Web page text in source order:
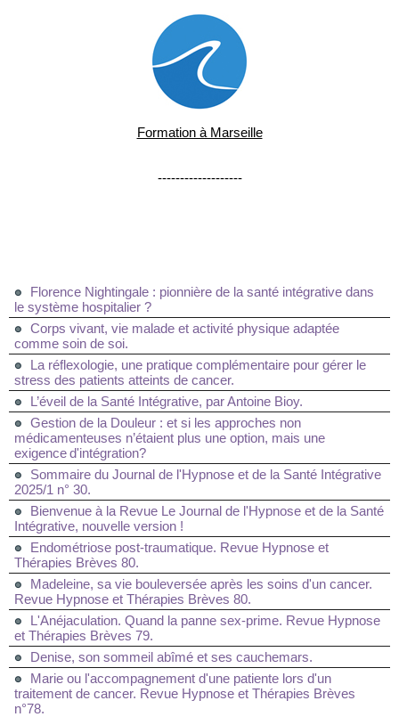
Formation à Marseille
-------------------
Florence Nightingale : pionnière de la santé intégrative dans
le système hospitalier ?
Corps vivant, vie malade et activité physique adaptée
comme soin de soi.
La réflexologie, une pratique complémentaire pour gérer le
stress des patients atteints de cancer.
L’éveil de la Santé Intégrative, par Antoine Bioy.
Gestion de la Douleur : et si les approches non
médicamenteuses n’étaient plus une option, mais une
exigence d'intégration?
Sommaire du Journal de l'Hypnose et de la Santé Intégrative
2025/1 n° 30.
Bienvenue à la Revue Le Journal de l'Hypnose et de la Santé
Intégrative, nouvelle version !
Endométriose post-traumatique. Revue Hypnose et
Thérapies Brèves 80.
Madeleine, sa vie bouleversée après les soins d'un cancer.
Revue Hypnose et Thérapies Brèves 80.
L'Anéjaculation. Quand la panne sex-prime. Revue Hypnose
et Thérapies Brèves 79.
Denise, son sommeil abîmé et ses cauchemars.
Marie ou l'accompagnement d'une patiente lors d'un
traitement de cancer. Revue Hypnose et Thérapies Brèves
n°78.